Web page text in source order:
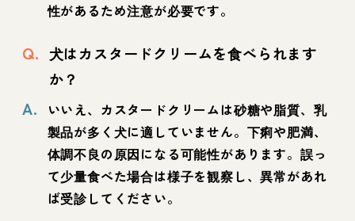
性があるため注意が必要です。
Q. 犬はカスタードクリームを食べられます
か？
A.
いいえ、カスタードクリームは砂糖や脂質、乳
製品が多く犬に適していません。下痢や肥満、
体調不良の原因になる可能性があります。誤っ
て少量食べた場合は様子を観察し、異常があれ
ば受診してください。